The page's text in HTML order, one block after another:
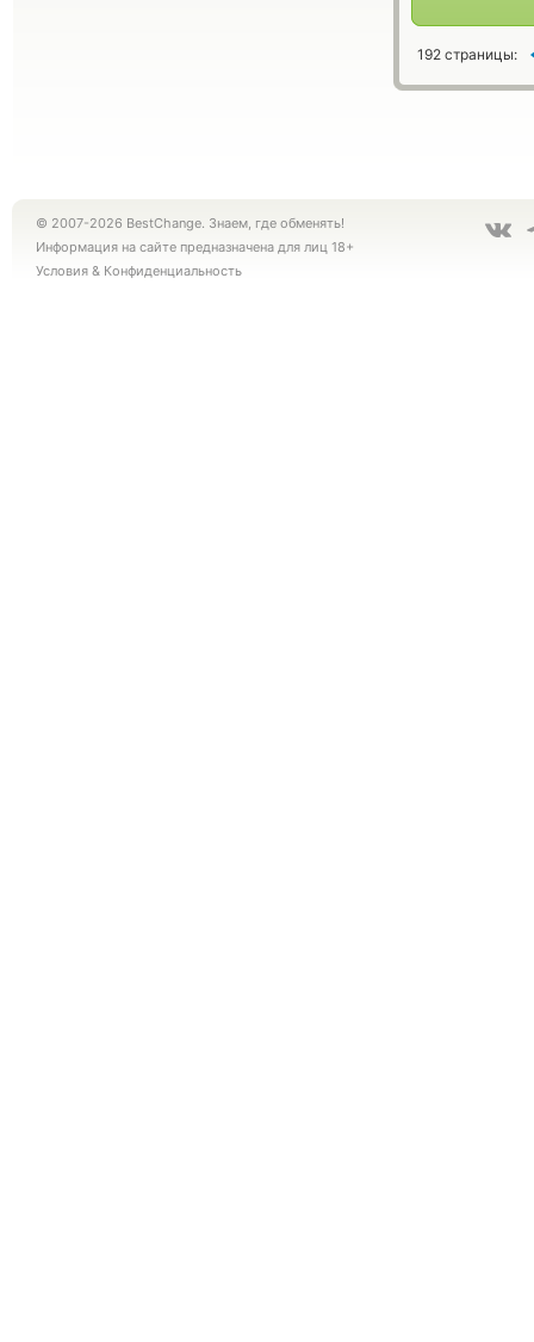
192 страницы:
© 2007-2026 BestChange. Знаем, где обменять!
Информация на сайте предназначена для лиц 18+
Условия & Конфиденциальность